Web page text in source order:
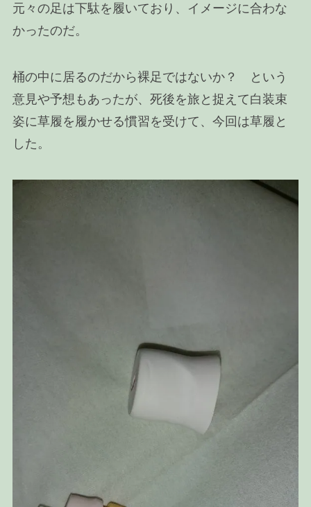
元々の足は下駄を履いており、イメージに合わな
かったのだ。
桶の中に居るのだから裸足ではないか？ という
意見や予想もあったが、死後を旅と捉えて白装束
姿に草履を履かせる慣習を受けて、今回は草履と
した。